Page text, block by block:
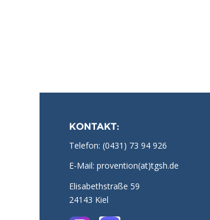
KONTAKT:
Telefon:(0431) 73 94 926
E-Mail: provention(at)tgsh.de
Elisabethstraße 59
24143 Kiel